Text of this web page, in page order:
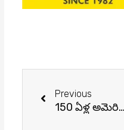
Prev
Previous
150 ఏళ్ల అమెరికా ఏఎంఏ చరిత్రలో రికార్డు సృష్టించిన డాక్టర్ బాబీ ముక్కామల